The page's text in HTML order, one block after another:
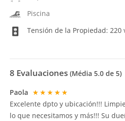
Piscina
Tensión de la Propiedad: 220
8 Evaluaciones (Média 5.0 de 5)
Paola ★★★★★
Excelente dpto y ubicación!!!
lo que necesitamos y más!!! Su